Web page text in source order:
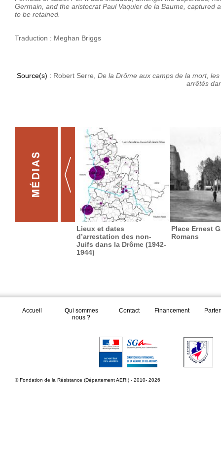
Germain, and the aristocrat Paul Vaquier de la Baume, captured
to be retained.
Traduction : Meghan Briggs
Source(s) : Robert Serre, De la Drôme aux camps de la mort,
arrêtés
Lieux et dates
d’arrestation des non-
Juifs dans la Drôme (1942-
1944)
Place Ernest
Romans
Accueil
Qui sommes
nous ?
Contact Financement
© Fondation de la Résistance (Département AERI) - 2010- 2026